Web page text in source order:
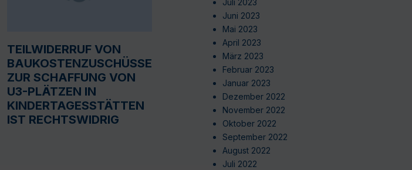
TEILWIDERRUF VON
BAUKOSTENZUSCHÜSSEN
ZUR SCHAFFUNG VON
U3-PLÄTZEN IN
KINDERTAGESSTÄTTEN
IST RECHTSWIDRIG
Juli 2023
Juni 2023
Mai 2023
April 2023
März 2023
Februar 2023
Januar 2023
Dezember 2022
November 2022
Oktober 2022
September 2022
August 2022
Juli 2022